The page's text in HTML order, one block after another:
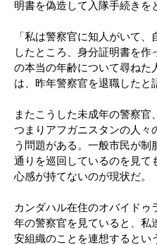
明書を偽造して入隊手続きを
「私は警察官に知人がいて
したところ、身分証明書を
の本当の年齢について尋ねた
は、昨年警察官を退職したと
またこうした未成年の警察官
つまりアフガニスタンの人々
う問題がある。一般市民が制
通りを巡回しているのを見て
心感が持てないのが現状だ。
カンダハル在住のオバイド
年の警察官を見ていると、私
安組織のことを連想するとい